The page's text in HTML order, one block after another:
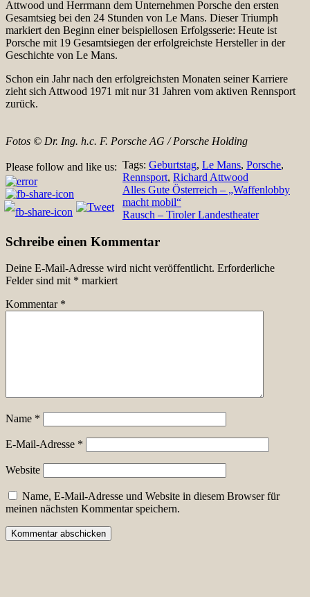
Attwood und Herrmann dem Unternehmen Porsche den ersten
Gesamtsieg bei den 24 Stunden von Le Mans. Dieser Triumph
markiert den Beginn einer beispiellosen Erfolgsserie: Heute ist
Porsche mit 19 Gesamtsiegen der erfolgreichste Hersteller in der
Geschichte von Le Mans.
Schon ein Jahr nach den erfolgreichsten Monaten seiner Karriere
zieht sich Attwood 1971 mit nur 31 Jahren vom aktiven Rennsport
zurück.
Fotos © Dr. Ing. h.c. F. Porsche AG / Porsche Holding
Please follow and like us: Tags: Geburtstag, Le Mans, Porsche,
Rennsport, Richard Attwood
BeitragsnavigationAlles Gute Österreich – „Waffenlobby
macht mobil“
Rausch – Tiroler Landestheater
Schreibe einen Kommentar
Deine E-Mail-Adresse wird nicht veröffentlicht. Erforderliche
Felder sind mit * markiert
Kommentar *
Name *
E-Mail-Adresse *
Website
Name, E-Mail-Adresse und Website in diesem Browser für
meinen nächsten Kommentar speichern.